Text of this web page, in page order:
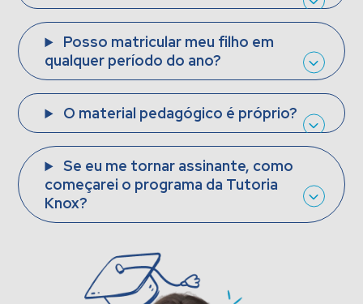
Posso matricular meu filho em
qualquer período do ano?
O material pedagógico é próprio?
Se eu me tornar assinante, como
começarei o programa da Tutoria
Knox?